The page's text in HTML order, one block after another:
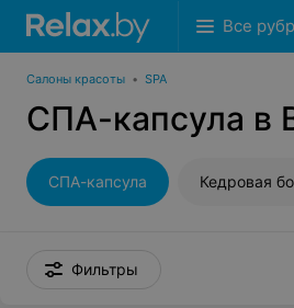
Все
Салоны красоты • SPA
СПА-капсула в
СПА-капсула Кедровая
Фильтры